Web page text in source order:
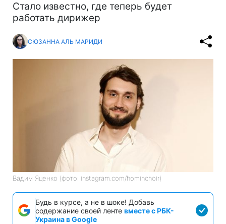
Стало известно, где теперь будет
работать дирижер
СЮЗАННА АЛЬ МАРИДИ
Вадим Яценко (фото: instagram.com/hominchoir)
Будь в курсе, а не в шоке! Добавь
содержание своей ленте вместе с РБК-
Украина в Google